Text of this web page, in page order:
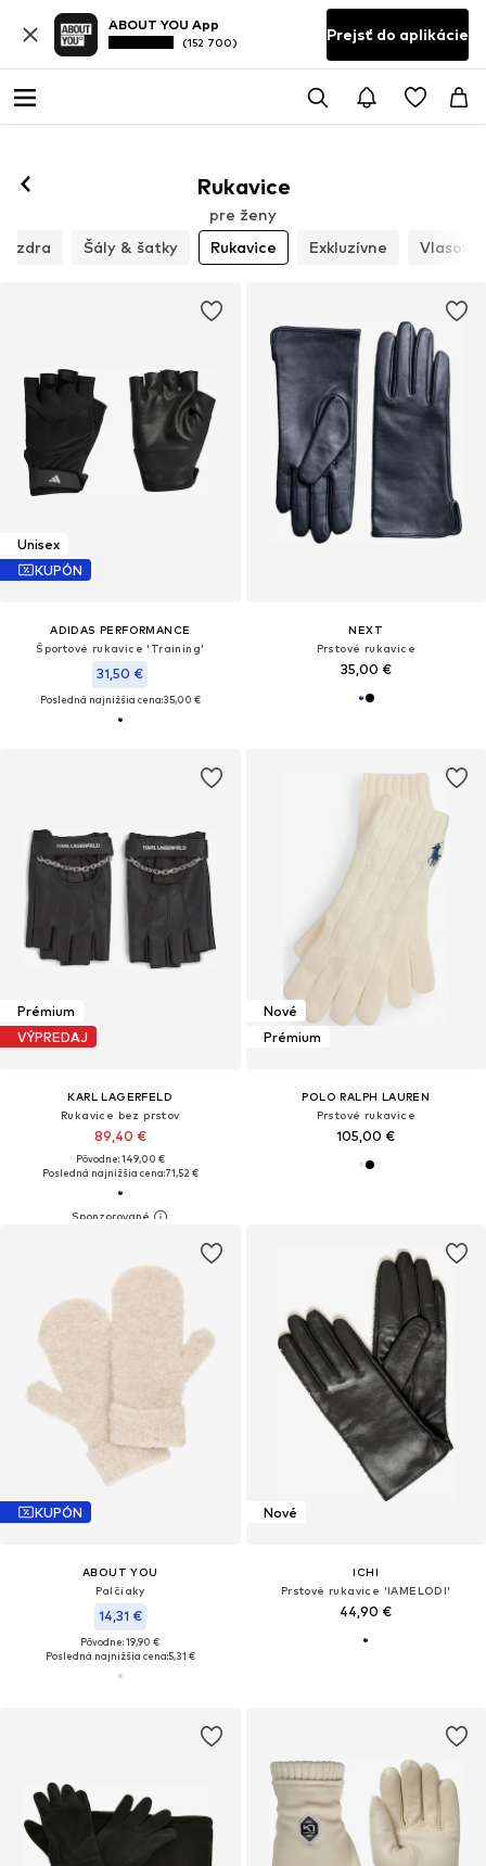
ABOUT YOU App
(152 700) Prejsť do aplikácie
Rukavice
pre ženy
Šály & šatky Rukavice Exkluzívne Vlasové
Unisex
KUPÓN
ADIDAS PERFORMANCE
Športové rukavice 'Training'
31,50 €
Posledná najnižšia cena:35,00 €
NEXT
Prstové rukavice
35,00 €
Prémium
VÝPREDAJ
KARL LAGERFELD
Rukavice bez prstov
89,40 €
Pôvodne: 149,00 €
Posledná najnižšia cena:71,52 €
Nové
Prémium
POLO RALPH LAUREN
Prstové rukavice
105,00 €
KUPÓN
ABOUT YOU
Palčiaky
14,31 €
Pôvodne: 19,90 €
Posledná najnižšia cena:5,31 €
Nové
ICHI
Prstové rukavice 'IAMELODI'
44,90 €